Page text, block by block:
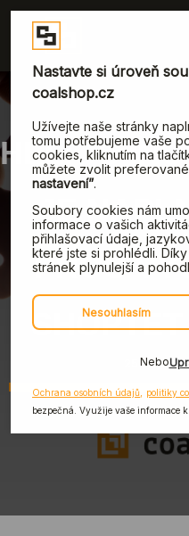
HELIOS
JE
PROČ
25. dubna,